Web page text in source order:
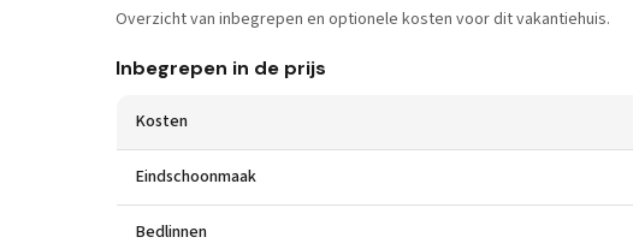
Overzicht van inbegrepen en optionele kosten voor dit vakantiehuis.
Inbegrepen in de prijs
Kosten
Eindschoonmaak
Bedlinnen